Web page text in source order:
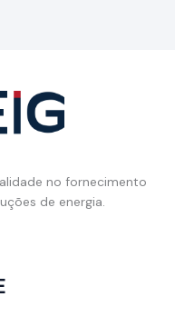
no fornecimento
de energia.